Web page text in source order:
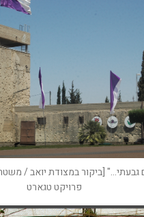
[ביקור במצודת יואב /
פרויקט טגארט